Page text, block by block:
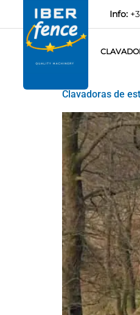
Info:
Clavadoras de